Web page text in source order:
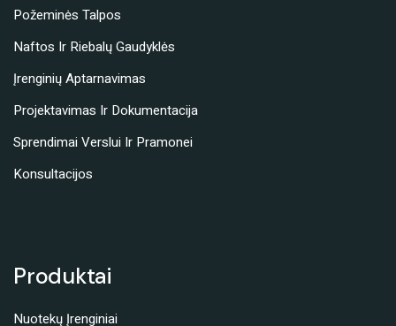
Požeminės Talpos
Naftos Ir Riebalų Gaudyklės
Įrenginių Aptarnavimas
Projektavimas Ir Dokumentacija
Sprendimai Verslui Ir Pramonei
Konsultacijos
Produktai
Nuotekų Įrenginiai